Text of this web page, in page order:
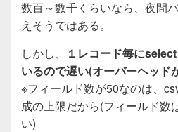
数百～数千くらいなら、夜間
えそうではある。
しかし、
１レコード毎に
いるので遅い(オーバーヘッド
※フィールド数が50なのは、
成の上限だから(フィールド数
い)